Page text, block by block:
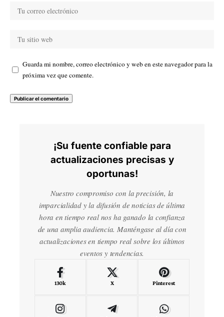
Guarda mi nombre, correo electrónico y web en este navegador para la
próxima vez que comente.
¡Su fuente confiable para
actualizaciones precisas y
oportunas!
Nuestro compromiso con la precisión, la
imparcialidad y la difusión de noticias de última
hora en tiempo real nos ha ganado la confianza
de una amplia audiencia. Manténgase al día con
actualizaciones en tiempo real sobre los últimos
eventos y tendencias.
130k X Pinterest